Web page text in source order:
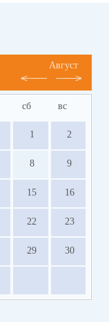
Август
сб вс
1 2
8 9
15 16
22 23
29 30